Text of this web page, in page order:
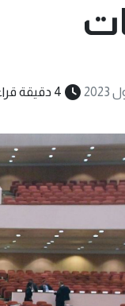
4 دقيقة قراءة